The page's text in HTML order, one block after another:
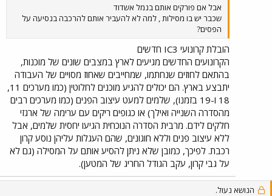
אבל אם פורקים אותם בנמל אשדוד
שכבר יש בו מסילות , למה לא להעביר אותם להרכבה בנסיעה על
הפסים?
הובלת קרונועי IC3 חדשים
הקרונועים החדשים מגיעים לארץ במצבים שונים של מוכנות,
בהתאם לחוזים שנחתמו, שמחייבים שאחוז מסויים של העבודה
יתבצע בארץ. הם יכולים להגיע מוכנים לחלוטין (כמו מערכים 11,
18 ו-19 בזמנו), שלמים למעט עיצוב הפנים (כמו מערכים רבים
מהסדרה השנייה ואילך) או כגופים ריקים עם ערימה של ארגזי
חלקים לידם. מרבית הסדרה הנוכחית הגיעו יחסית שלמים, אבל
ללא עיצוב פנים וללא חוגונים, שהם העגלות עליהן נוסע קרון
רכבת. לפיכך, כמובן שלא ניתן להסיע אותם על המסילה (גם לא
על גבי קרון, עקב הגודל החריג של המטען).
הנושא נעול.